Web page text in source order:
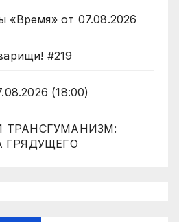
«Время» от 07.08.2026
#219
(18:00)
ГРЯДУЩЕГО